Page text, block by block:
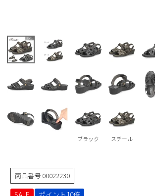
ウェア
Parade
SKECHERS
puma
ワークシューズ
ブーツ
ウェア
Parade
EDWIN
ブーツ
Parade
new balance
瞬足
キッズSALE
ボディバッグ
トートバッグ
財布
すべての商品
ケア用品
雑貨
ご利用ガイド
会員サービス
メルマガ購買
ブラック スチール
商品番号 00022230